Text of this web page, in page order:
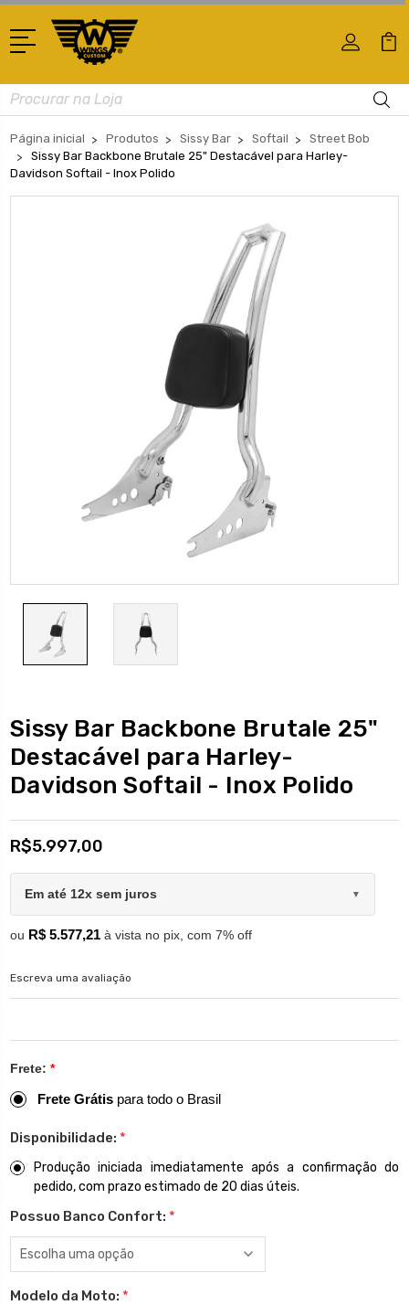
Busca
Página inicial Produtos Sissy Bar Softail
Street Bob
Sissy Bar Backbone Brutale 25" Destacável para Harley-
Davidson Softail - Inox Polido
Sissy Bar Backbone Brutale 25"
Destacável para Harley-
Davidson Softail - Inox Polido
R$5.997,00
Em até 12x sem juros ▼
ou R$ 5.577,21 à vista no pix, com 7% off
Escreva uma avaliação
Frete: *
Frete Grátis para todo o Brasil
Disponibilidade: *
Produção iniciada imediatamente após a confirmação do
pedido, com prazo estimado de 20 dias úteis.
Possuo Banco Confort: *
Modelo da Moto: *